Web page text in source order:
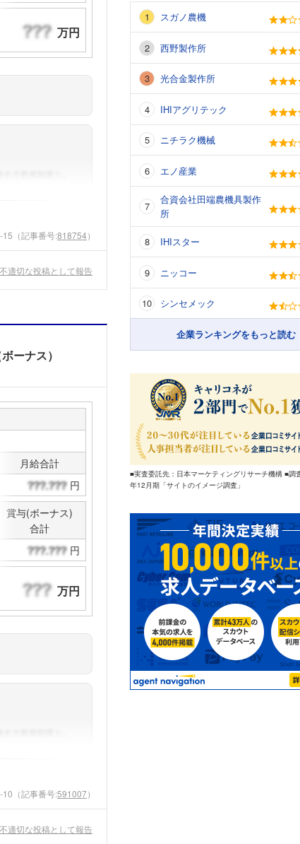
せんか？
万円
15 （記事番号:818754）
不適切な投稿として報告
ーナス）
月給合計
円
賞与(ボーナス)
合計
円
万円
10 （記事番号:591007）
不適切な投稿として報告
スガノ農機
西野製作所
光合金製作所
IHIアグリテック
ニチラク機械
エノ産業
合資会社田端農機具製作
所
IHIスター
ニッコー
シンセメック
企業ランキングをもっと読む
■実査委託先：日本マーケティングリサーチ機構 ■調
年12月期「サイトのイメージ調査」